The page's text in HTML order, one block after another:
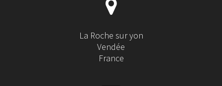
La Roche sur yon
Vendée
France